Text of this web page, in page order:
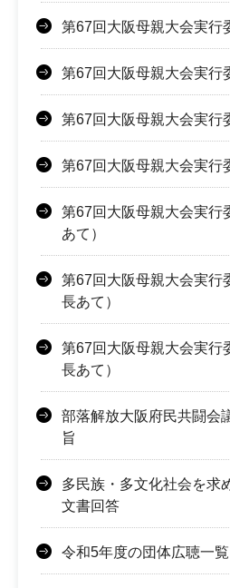
第67回大阪母親大会実行
第67回大阪母親大会実行
第67回大阪母親大会実行
第67回大阪母親大会実行
第67回大阪母親大会実行
あて）
第67回大阪母親大会実行
長あて）
第67回大阪母親大会実行
長あて）
部落解放大阪府民共闘会
旨
多民族・多文化社会を求
文書回答
令和5年度の団体広聴一覧